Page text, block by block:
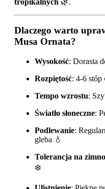
Dlaczego warto
Musa Ornata?
Wysokość: Dorasta
Rozpiętość: 4-6 stóp
Tempo wzrostu:
Światło słoneczne:
Podlewanie:
gleba 💧
Tolerancja na zimno
❄️